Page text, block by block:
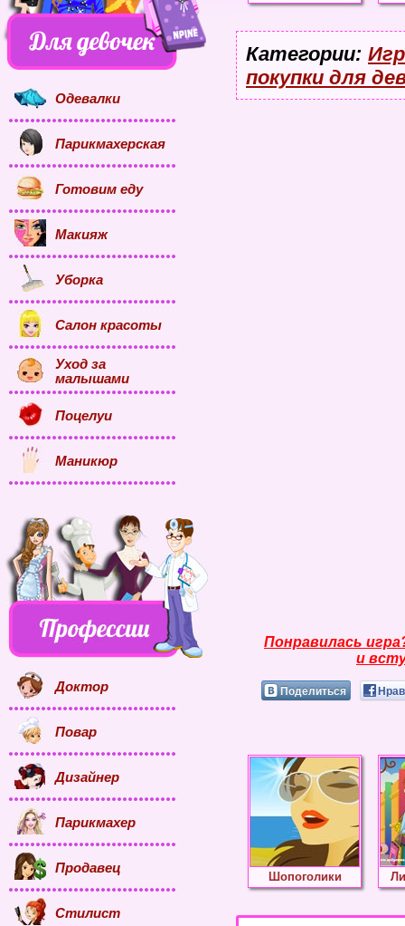
Категории:
покупки для
Понравилась
и
Поделиться
Шопоголики
Одевалки
Парикмахерская
Готовим еду
Макияж
Уборка
Салон красоты
Уход за
малышами
Поцелуи
Маникюр
Доктор
Повар
Дизайнер
Парикмахер
Продавец
Стилист